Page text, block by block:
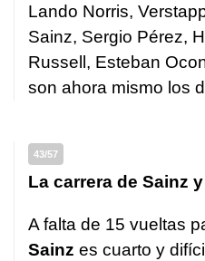
Lando Norris,
Sainz, Sergio Pérez,
Russell, Esteban
son ahora mismo los
43/57
La carrera de Sainz
A falta de 15 vueltas
Sainz es cuarto y